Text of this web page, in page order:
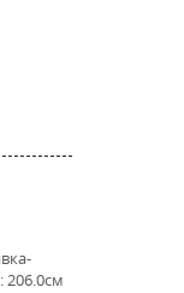
206.0см